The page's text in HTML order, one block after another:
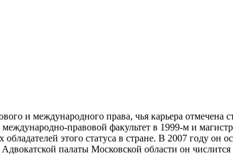
и международного права, чья карьера
правовой факультет в 1999-м и
этого статуса в стране. В 2007 году
палаты Московской области он